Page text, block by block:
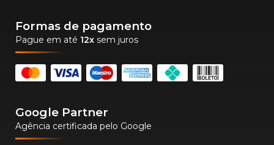
Formas de pagamento
Pague em até 12x sem juros
Google Partner
Agência certificada pelo Google